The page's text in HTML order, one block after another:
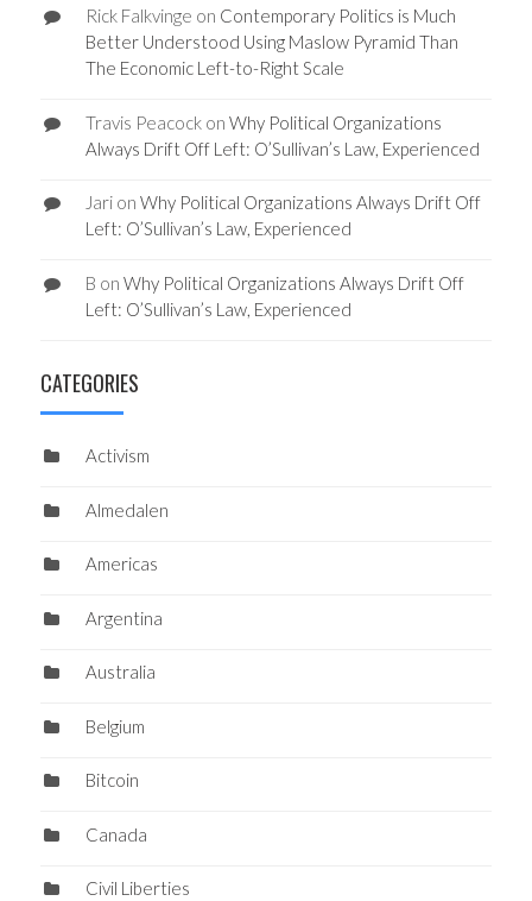
Rick Falkvinge on Contemporary Politics is Much
Better Understood Using Maslow Pyramid Than
The Economic Left-to-Right Scale
Travis Peacockon Why Political Organizations
Always Drift Off Left: O’Sullivan’s Law, Experienced
Jarion Why Political Organizations Always Drift Off
Left: O’Sullivan’s Law, Experienced
B on Why Political Organizations Always Drift Off
Left: O’Sullivan’s Law, Experienced
CATEGORIES
Activism
Almedalen
Americas
Argentina
Australia
Belgium
Bitcoin
Canada
Civil Liberties